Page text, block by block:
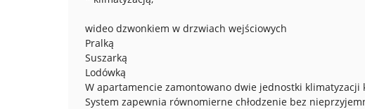
wideo dzwonkiem w drzwiach wejściowych
Pralką
Suszarką
Lodówką
W apartamencie zamontowano dwie jednostki
System zapewnia równomierne chłodzenie bez